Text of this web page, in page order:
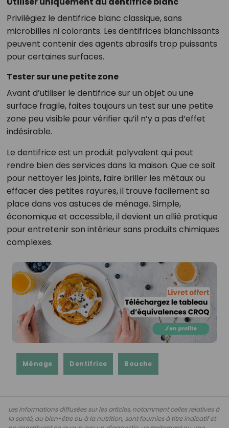
Privilégiez le dentifrice blanc classique, sans
microbilles ni colorants. Les dentifrices blanchissants
peuvent contenir des agents abrasifs trop puissants
pour certaines surfaces.
Tester sur une petite zone
Avant d’utiliser le dentifrice sur un objet ou une
surface fragile, faites toujours un test sur une petite
zone peu visible pour vérifier qu’il n’y a pas d’effet
indésirable.
Le dentifrice est un produit polyvalent qui peut
rendre bien des services dans la maison. Que ce soit
pour nettoyer les joints, faire briller les métaux ou
effacer des petites rayures, il trouve facilement sa
place dans vos astuces de ménage. Simple,
économique et accessible, il devient un allié pratique
pour entretenir son intérieur sans produits chimiques
complexes.
Ménage Dentifrice Bouche
Les informations diffusées sur les articles, notamment celles relatives à
la santé, au bien-être ou à la nutrition, sont fournies à titre indicatif et